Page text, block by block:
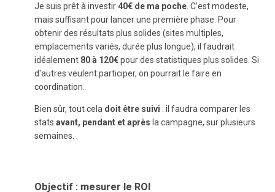
Je suis prêt à investir 40€ de ma poche . C’est modeste,
mais suffisant pour lancer une première phase. Pour
obtenir des résultats plus solides (sites multiples,
emplacements variés, durée plus longue), il faudrait
idéalement 80 à 120€pour des statistiques plus solides. Si
d'autres veulent participer, on pourrait le faire en
coordination.
Bien sûr, tout cela doit être suivi : il faudra comparer les
stats avant, pendant et après la campagne, sur plusieurs
semaines.
Objectif : mesurer le ROI